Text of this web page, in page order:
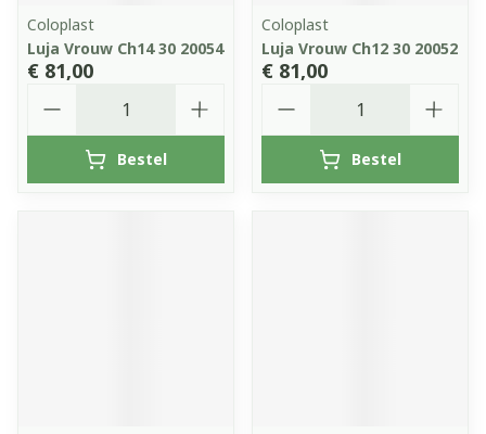
Coloplast
Luja Vrouw Ch14 30 20054
€ 81,00
Bestel
Coloplast
Luja Vrouw Ch12 30 20052
€ 81,00
Bestel